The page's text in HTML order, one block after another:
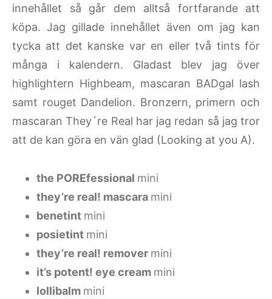
innehållet så går dem alltså fortfarande att
köpa. Jag gillade innehållet även om jag kan
tycka att det kanske var en eller två tints för
många i kalendern. Gladast blev jag över
highlightern Highbeam, mascaran BADgal lash
samt rouget Dandelion. Bronzern, primern och
mascaran They´re Real har jag redan så jag tror
att de kan göra en vän glad (Looking at you A).
the POREfessional mini
they’re real! mascara mini
benetint mini
posietint mini
they’re real! remover mini
it’s potent! eye cream mini
lollibalm mini